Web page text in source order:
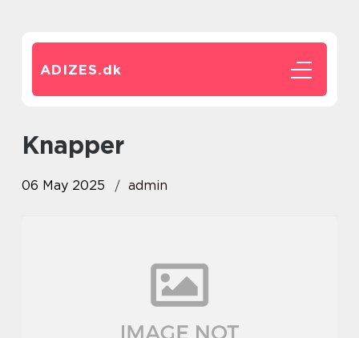
ADIZES.dk
Knapper
06 May 2025 admin